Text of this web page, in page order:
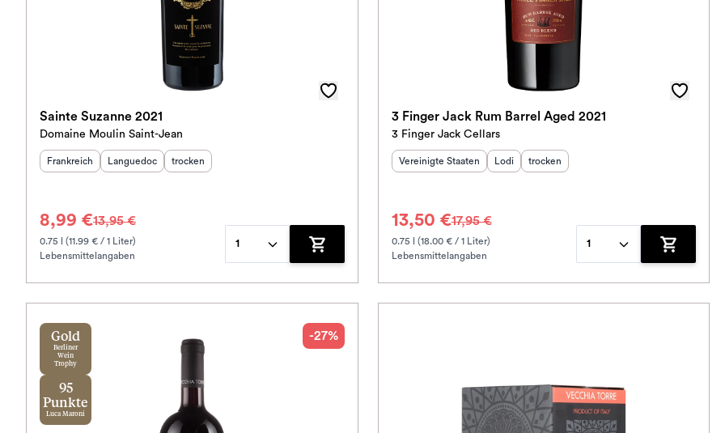
Sainte Suzanne 2021
Domaine Moulin Saint-Jean
Herkunftsland :
Frankreich Herkunftsregion:
Languedoc Geschmack
trocken
8,99 €13,95 €
0.75 l (11.99 € / 1 Liter)
Lebensmittelangaben
1
Zum Warenkorb hinzufügen
3 Finger Jack Rum Barrel Aged 2021
3 Finger Jack Cellars
Herkunftsland:
Vereinigte Staaten Herkunftsregion
Lodi Geschmack
trocken
13,50 €17,95 €
0.75 l (18.00 € / 1 Liter)
Lebensmittelangaben
1
Zum
Gold
Berliner
Wein
Trophy
95
Punkte
Luca Maroni
-27%